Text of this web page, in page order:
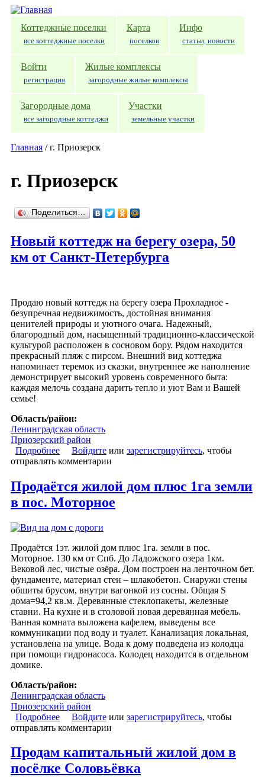
Перейти к основному содержанию
Коттеджные поселки
все коттеджные поселки
Карта
поселков
Инфо
статьи, новости
Войти
регистрация
Жилые комплексы
загородные жилые комплексы
Загородные дома
все загородные коттеджи
Участки
земельные участки
Главная /г. Приозерск
г. Приозерск
Поделиться…
Новый коттедж на берегу озера, 50
км от Санкт-Петербурга
Продаю новый коттедж на берегу озера Прохладное -
безупречная недвижимость, достойная внимания
ценителей природы и уютного очага. Надежный,
благородный дом, насыщенный традиционно-классической
культурой расположен в сосновом бору. Рядом находится
прекрасный пляж с пирсом. Внешний вид коттеджа
напоминает теремок из сказки, внутреннее же наполнение
демонстрирует высокий уровень современного быта:
каждая мелочь создана дарить тепло и уют Вам и Вашей
семье!
Область/район:
Ленинградская область
Приозерский район
Подробнее о Новый коттедж на берегу озера, 50 км от Санкт-
Петербурга
Войдите или зарегистрируйтесь, чтобы
отправлять комментарии
Продаётся жилой дом плюс 1га земли
в пос. Моторное
Продаётся 1эт. жилой дом плюс 1га. земли в пос.
Моторное. 130 км от Спб. До Ладожского озера 1км.
Вековой лес, чистые озёра. Дом построен на ленточном бет.
фундаменте, материал стен – шлакобетон. Снаружи стены
обшиты брусом, внутри вагонкой из сосны. Общая S
дома=94,2 кв.м. Деревянные стеклопакеты, железные
ставни. На кухне и в столовой новая деревянная мебель.
Ванная комната выложена кафелем, выведены все
коммуникации под воду и туалет. Канализация локальная,
установлена на улице. Вода к дому подведена из колодца
при помощи гидронасоса. Колодец находится в отдельном
домике.
Область/район:
Ленинградская область
Приозерский район
Подробнее о Продаётся жилой дом плюс 1га земли в пос.
Моторное
Войдите или зарегистрируйтесь, чтобы
отправлять комментарии
Продам капитальный жилой дом в
посёлке Соловьёвка